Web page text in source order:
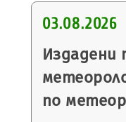
03.08.2026
Издадени
по